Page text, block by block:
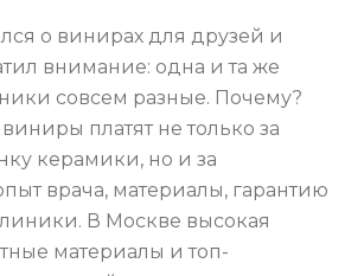
о винирах для друзей и
внимание: одна и та же
совсем разные. Почему?
виниры платят не только за
керамики, но и за
врача, материалы, гарантию
В Москве высокая
материалы и топ-